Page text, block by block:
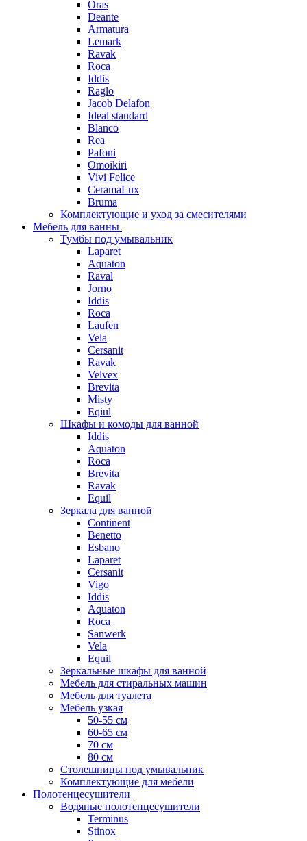
Oras
Deante
Armatura
Lemark
Ravak
Roca
Iddis
Raglo
Jacob Delafon
Ideal standard
Blanco
Rea
Pafoni
Omoikiri
Vivi Felice
CeramaLux
Bruma
Комплектующие и уход за смесителями
Мебель для ванны
Тумбы под умывальник
Laparet
Aquaton
Raval
Jorno
Iddis
Roca
Laufen
Vela
Cersanit
Ravak
Velvex
Brevita
Misty
Eqiul
Шкафы и комоды для ванной
Iddis
Aquaton
Roca
Brevita
Ravak
Equil
Зеркала для ванной
Continent
Benetto
Esbano
Laparet
Cersanit
Vigo
Iddis
Aquaton
Roca
Sanwerk
Vela
Equil
Зеркальные шкафы для ванной
Мебель для стиральных машин
Мебель для туалета
Мебель узкая
50-55 см
60-65 см
70 см
80 см
Столешницы под умывальник
Комплектующие для мебели
Полотенцесушители
Водяные полотенцесушители
Terminus
Stinox